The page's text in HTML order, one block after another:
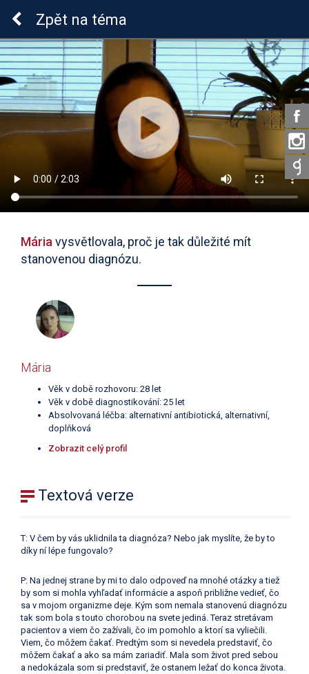
Lymeská borrelióza
Zpět na téma
Mária vysvětlovala, proč je tak důležité mít
stanovenou diagnózu.
Mária
Věk v době rozhovoru: 28 let
Věk v době diagnostikování: 25 let
Absolvovaná léčba: alternativní antibiotická, alternativní,
doplňková
Zobrazit celý profil
Textová verze
T: V čem by vás uklidnila ta diagnóza? Nebo jak myslíte, že by to
díky ní lépe fungovalo?
P: Na jednej strane by mi to dalo odpoveď na mnohé otázky a tiež
by som si mohla vyhľadať informácie a aspoň približne vedieť, čo
sa v mojom organizme deje. Kým som nemala stanovenú diagnózu
tak som bola s touto chorobou na svete jediná. Teraz stretávam
pacientov a viem čo zažívali, čo im pomohlo a ktorí sa vyliečili.
Viem, čo môžem čakať. Predtým som si nevedela predstaviť, čo
môžem čakať a ako sa mám zariadiť. Mala som život pred sebou
a nedokázala som si predstaviť, že ostanem ležať do konca života.